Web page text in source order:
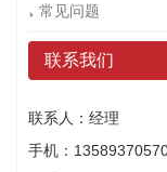
常见问题
联系我们
联系人：经理
手机：